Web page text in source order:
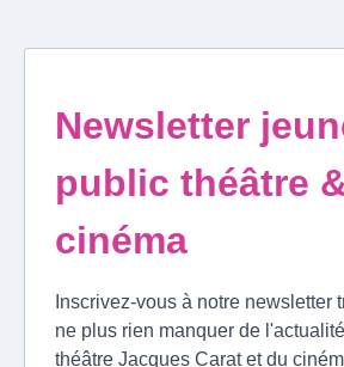
Newsletter
public théâtre
cinéma
Inscrivez-vous à notre newsletter
ne plus rien manquer de
théâtre Jacques Carat et du